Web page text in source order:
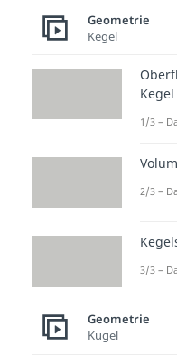
Geometrie
Kegel
Kegel
1/3 –
2/3 –
3/3 –
Geometrie
Kugel